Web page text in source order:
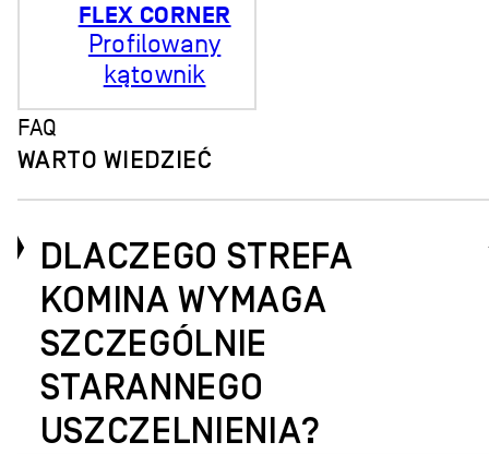
FLEX CORNER
Profilowany
kątownik
FAQ
WARTO WIEDZIEĆ
DLACZEGO STREFA
KOMINA WYMAGA
SZCZEGÓLNIE
STARANNEGO
USZCZELNIENIA?